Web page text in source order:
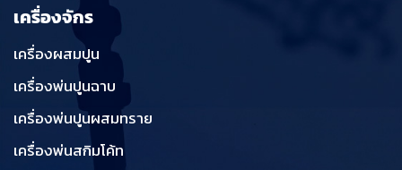
เครื่องจักร
เครื่องผสมปูน
เครื่องพ่นปูนฉาบ
เครื่องพ่นปูนผสมทราย
เครื่องพ่นสกิมโค้ท